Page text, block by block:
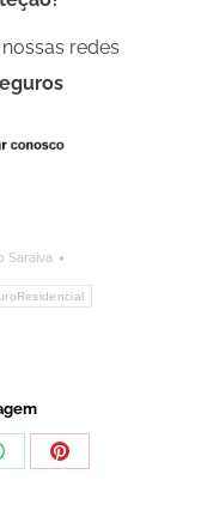
redes
Saraiva
Compartilhar